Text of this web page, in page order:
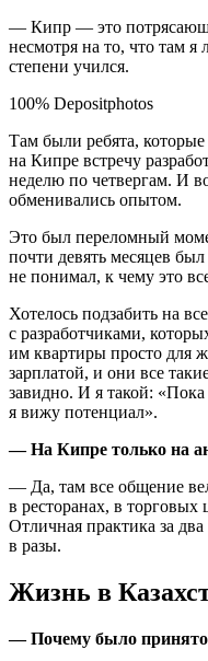
— Кипр — это
несмотря на то, что там
степени учился.
100% Depositphotos
Там были ребята,
на Кипре встречу
неделю по четвергам. И
обменивались опытом.
Это был переломный
почти девять месяцев
не понимал, к чему это
Хотелось подзабить на
с разработчиками,
им квартиры просто для
зарплатой, и они все
завидно. И я такой: «Пока
я вижу потенциал».
— На Кипре только на
— Да, там все общение
в ресторанах, в торговых
Отличная практика за
в разы.
Жизнь в
— Почему было принято